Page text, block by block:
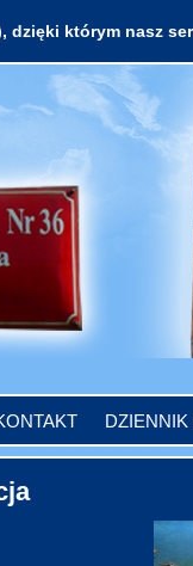
którym nasz